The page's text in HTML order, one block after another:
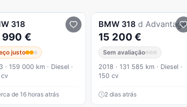
318
990 €
justo
· 159 000 km · Diesel ·
cv
de 16 horas atrás
BMW 318 d Advantage
15 200 €
Sem avaliação
2018 · 131 585 km · Diesel ·
150 cv
2 dias atrás